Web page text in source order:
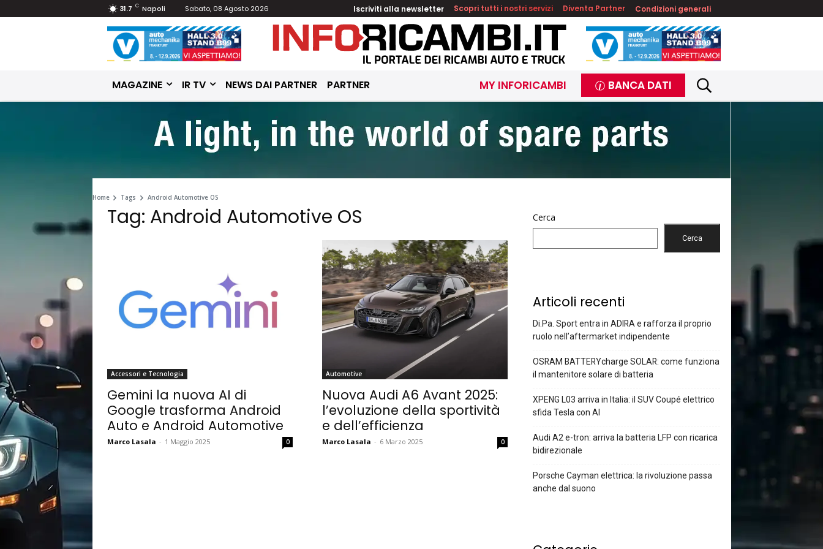
31.7 C Napoli Sabato, 08 Agosto 2026 Iscriviti alla newsletter Scopri tutti i nostri servizi Diventa Partner Condizioni generali
MAGAZINE IR TV NEWS DAI PARTNER PARTNER MY INFORICAMBI BANCA DATI
Home Tags Android Automotive OS
Tag: Android Automotive OS
Accessori e Tecnologia
Gemini la nuova AI di
Google trasforma Android
Auto e Android Automotive
Marco Lasala - 1 Maggio 2025 0
Automotive
Nuova Audi A6 Avant 2025:
l’evoluzione della sportività
e dell’efficienza
Marco Lasala - 6 Marzo 2025 0
Cerca
Cerca
Articoli recenti
Di.Pa. Sport entra in ADIRA e rafforza il proprio
ruolo nell’aftermarket indipendente
OSRAM BATTERYcharge SOLAR: come funziona
il mantenitore solare di batteria
XPENG L03 arriva in Italia: il SUV Coupé elettrico
sfida Tesla con AI
Audi A2 e-tron: arriva la batteria LFP con ricarica
bidirezionale
Porsche Cayman elettrica: la rivoluzione passa
anche dal suono